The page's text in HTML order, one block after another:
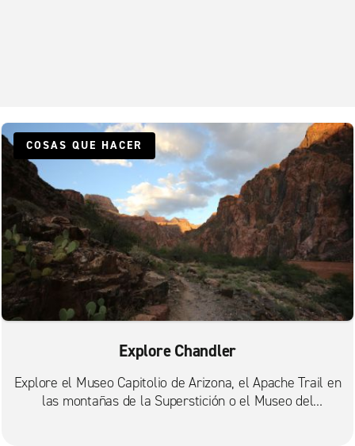
Mesa, Service King
Mesa, Superstition Springs
Mesa/Apache Junction
Phoenix E. McDowell Rd.
Phoenix, Ahwatukee Foothills
Queen Creek
Rodeo Chrysler Queen Creek
Scottsdale, McDowell con Scottsdale Rd.
Tempe, Curry con McClintock
Tempe, Holdeman
COSAS QUE HACER
Explore Chandler
Explore el Museo Capitolio de Arizona, el Apache Trail en
las montañas de la Superstición o el Museo del